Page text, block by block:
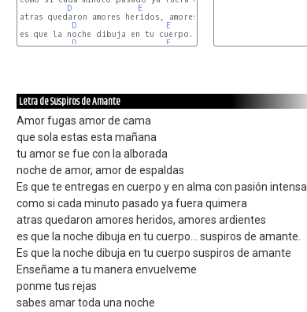
D
E
atras quedaron amores heridos, amores ardientes
D
E
es que la noche dibuja en tu cuerpo... suspiros de amante.
D
E
Letra de Suspiros de Amante
Amor fugas amor de cama
que sola estas esta mañana
tu amor se fue con la alborada
noche de amor, amor de espaldas
Es que te entregas en cuerpo y en alma con pasión intensa
como si cada minuto pasado ya fuera quimera
atras quedaron amores heridos, amores ardientes
es que la noche dibuja en tu cuerpo... suspiros de amante.
Es que la noche dibuja en tu cuerpo suspiros de amante
Enseñame a tu manera envuelveme
ponme tus rejas
sabes amar toda una noche